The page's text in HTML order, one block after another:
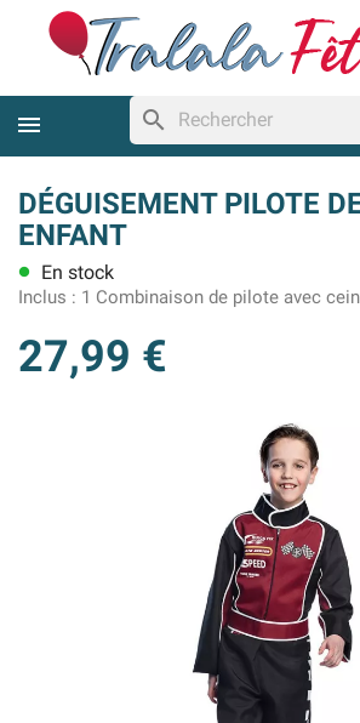
search
DÉGUISEMENT PILOTE
ENFANT
lens En stock
Inclus : 1 Combinaison de pilote avec
27,99 €